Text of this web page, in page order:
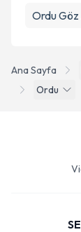
Ana Sayfa
Ordu
Ordu Göz